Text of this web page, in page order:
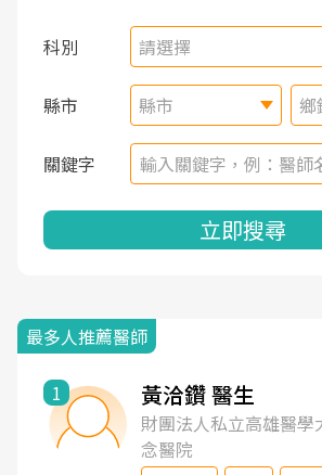
科別 請選擇
縣市 縣市 鄉
關鍵字
立即搜尋
最多人推薦醫師
1 黃洽鑽 醫生
財團法人私立高雄醫
念醫院